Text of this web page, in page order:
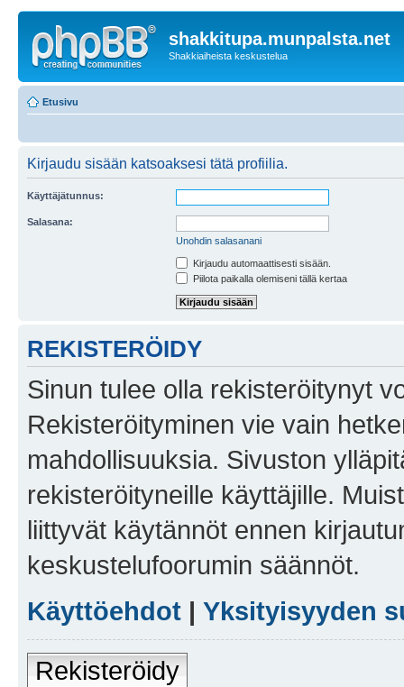
shakkitupa.munpalsta.net
Shakkiaiheista keskustelua
Etusivu
Kirjaudu sisään katsoaksesi tätä profiilia.
Käyttäjätunnus:
Salasana:
Unohdin salasanani
Kirjaudu automaattisesti sisään.
Piilota paikalla olemiseni tällä kertaa
REKISTERÖIDY
Sinun tulee olla rekisteröitynyt
Rekisteröityminen vie vain
mahdollisuuksia. Sivuston
rekisteröityneille käyttäjille.
liittyvät käytännöt ennen
keskustelufoorumin säännöt.
Käyttöehdot | Yksityisyyden
Rekisteröidy